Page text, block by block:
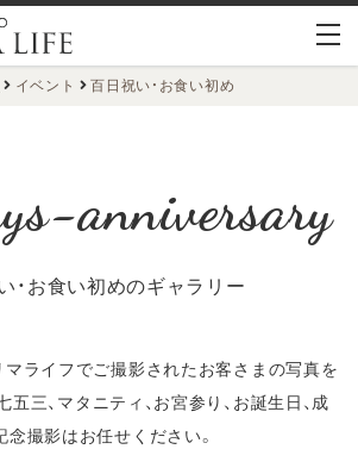
イベント 百日祝い・お食い初め
・お食い初めのギャラリー
ライフでご撮影されたお客さまの写真を
五三、マタニティ、お宮参り、お誕生日、成
念撮影はお任せください。